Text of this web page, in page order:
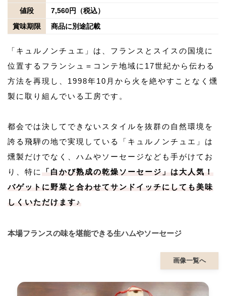
値段
7,560円（税込）
賞味期限
商品に別途記載
「キュルノンチュエ」は、フランスとスイスの国境に
位置するフランシュ＝コンテ地域に17世紀から伝わる
方法を再現し、1998年10月から火を絶やすことなく燻
製に取り組んでいる工房です。
都会では決してできないスタイルを抜群の自然環境を
誇る飛騨の地で実現している「キュルノンチュエ」は
燻製だけでなく、ハムやソーセージなども手がけてお
り、特に
「白かび熟成の乾燥ソーセージ」は大人気！
バゲットに野菜と合わせてサンドイッチにしても美味
しくいただけます♪
本場フランスの味を堪能できる生ハムやソーセージ
画像一覧へ